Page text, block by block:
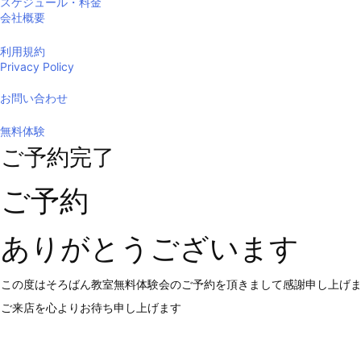
会社概要
利用規約
Privacy Policy
お問い合わせ
無料体験
ご予約完了
ご予約
ありがとうございます
この度はそろばん教室無料体験会のご予約を頂きまして感謝申し上げ
ご来店を心よりお待ち申し上げます